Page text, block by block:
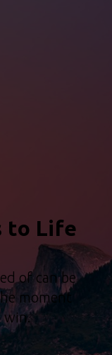
to Life
of can be
moment
win.